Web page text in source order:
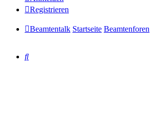
Registrieren
Beamtentalk Startseite Beamtenforen
Suche